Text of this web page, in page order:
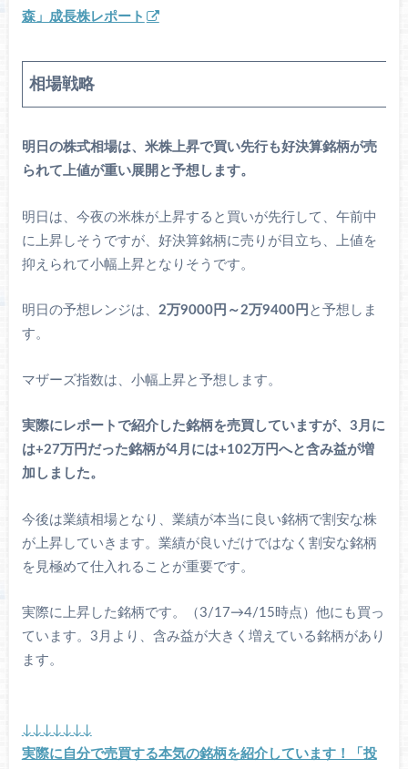
森」成長株レポート
相場戦略
明日の株式相場は、米株上昇で買い先行も好決算銘柄が売
られて上値が重い展開と予想します。
明日は、今夜の米株が上昇すると買いが先行して、午前中
に上昇しそうですが、好決算銘柄に売りが目立ち、上値を
抑えられて小幅上昇となりそうです。
明日の予想レンジは、 2万9000円～2万9400円 と予想しま
す。
マザーズ指数は、小幅上昇と予想します。
実際にレポートで紹介した銘柄を売買していますが、3月に
は+27万円だった銘柄が4月には+102万円へと含み益が増
加しました。
今後は業績相場となり、業績が本当に良い銘柄で割安な株
が上昇していきます。業績が良いだけではなく割安な銘柄
を見極めて仕入れることが重要です。
実際に上昇した銘柄です。（3/17→4/15時点）他にも買っ
ています。3月より、含み益が大きく増えている銘柄があり
ます。
↓↓↓↓↓↓↓
実際に自分で売買する本気の銘柄を紹介しています！「投